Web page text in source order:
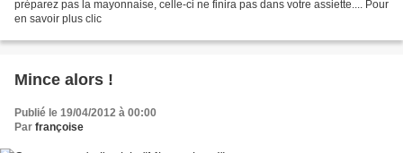
préparez pas la mayonnaise, celle-ci ne finira pas dans votre assiette.... Pour
en savoir plus clic
Mince alors !
Publié le 19/04/2012 à 00:00
Par françoise